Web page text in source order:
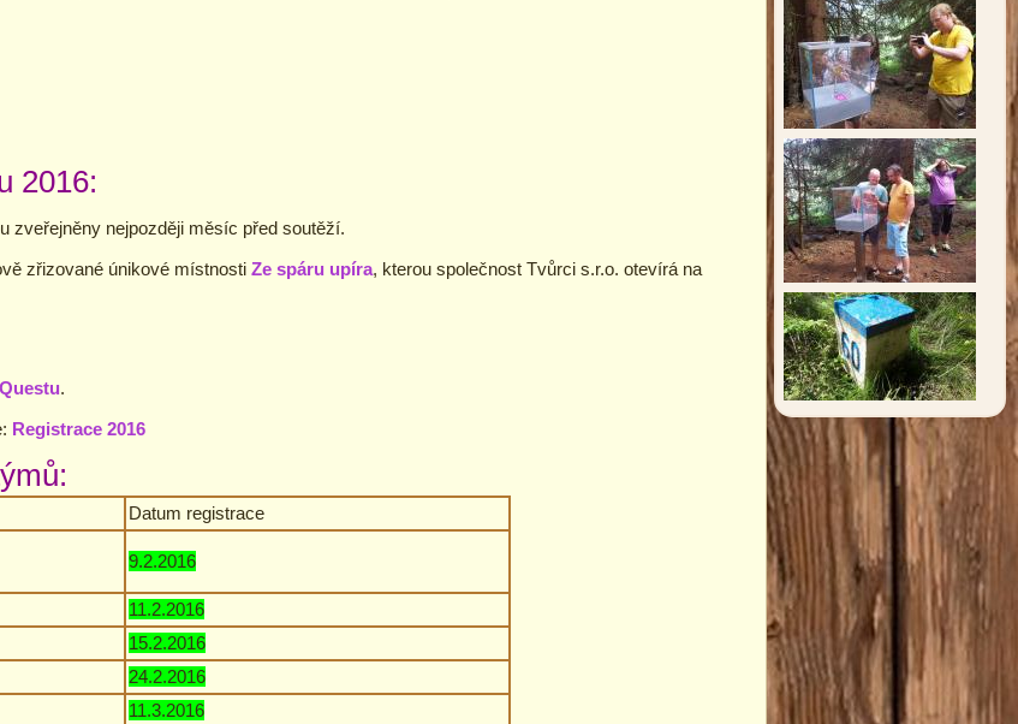
2016:
zveřejněny nejpozději měsíc před soutěží.
zřizované únikové místnosti Ze spáru upíra, kterou společnost Tvůrci s.r.o. otevírá na
.
Registrace 2016
Datum registrace
9.2.2016
11.2.2016
15.2.2016
24.2.2016
11.3.2016